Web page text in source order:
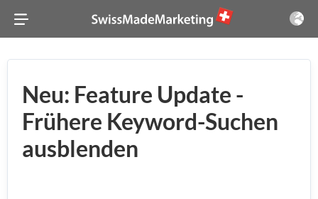
Neu: Feature Update -
Frühere Keyword-Suchen
ausblenden